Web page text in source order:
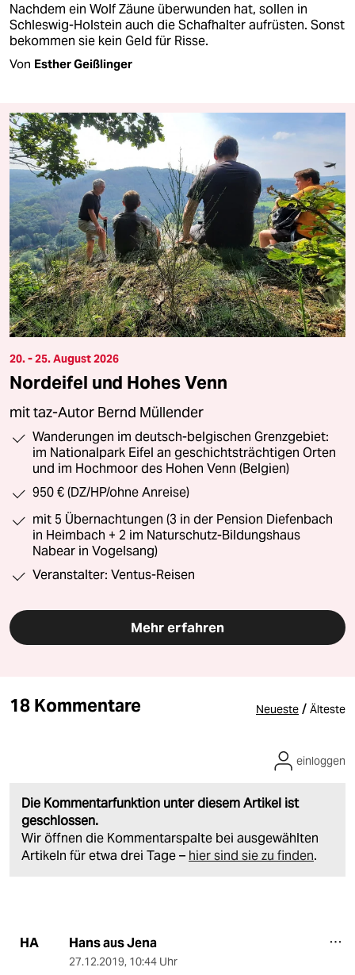
Nachdem ein Wolf Zäune überwunden hat, sollen in
Schleswig-Holstein auch die Schafhalter aufrüsten. Sonst
bekommen sie kein Geld für Risse.
Von Esther Geißlinger
20. - 25. August 2026
Nordeifel und Hohes Venn
mit taz-Autor Bernd Müllender
Wanderungen im deutsch-belgischen Grenzgebiet:
im Nationalpark Eifel an geschichtsträchtigen Orten
und im Hochmoor des Hohen Venn (Belgien)
950 € (DZ/HP/ohne Anreise)
mit 5 Übernachtungen (3 in der Pension Diefenbach
in Heimbach + 2 im Naturschutz-Bildungshaus
Nabear in Vogelsang)
Veranstalter: Ventus-Reisen
Mehr erfahren
18 Kommentare Neueste / Älteste
Die Kommentarfunktion unter diesem Artikel ist
geschlossen.
Wir öffnen die Kommentarspalte bei ausgewählten
Artikeln für etwa drei Tage – hier sind sie zu finden.
einloggen
HA Hans aus Jena
27.12.2019, 10:44 Uhr